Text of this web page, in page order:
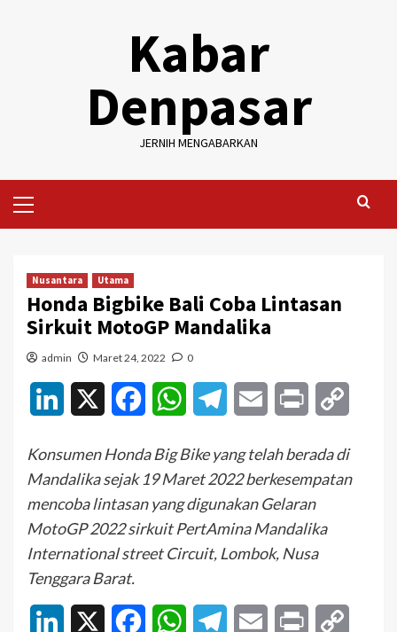
Kabar
Denpasar
JERNIH MENGABARKAN
Menu
Nusantara Utama
Honda Bigbike Bali Coba Lintasan
Sirkuit MotoGP Mandalika
admin Maret 24, 2022 0
LinkedIn FacebookWhatsAppTelegramEmail Print
Konsumen Honda Big Bike yang telah berada di
Mandalika sejak 19 Maret 2022 berkesempatan
mencoba lintasan yang digunakan Gelaran
MotoGP 2022 sirkuit PertAmina Mandalika
International street Circuit, Lombok, Nusa
Tenggara Barat.
LinkedIn FacebookWhatsAppTelegramEmail Print